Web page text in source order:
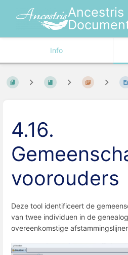
Ancestris
Info
4.16.
voorouders
Deze tool identificeert de
van twee individuen in de
overeenkomstige